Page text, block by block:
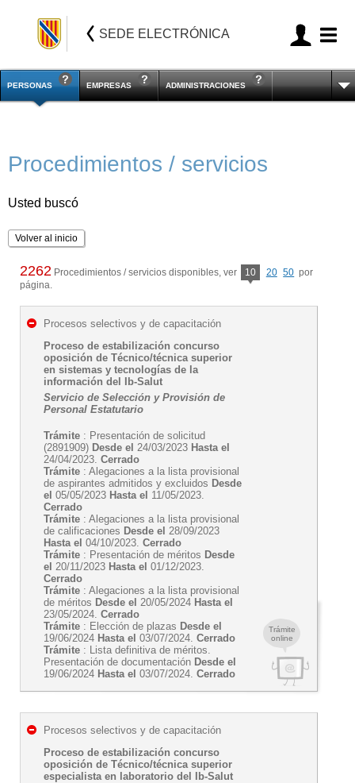
SEDE ELECTRÓNICA
PERSONAS EMPRESAS ADMINISTRACIONES
Procedimientos / servicios
Usted buscó
Volver al inicio
2262 Procedimientos / servicios disponibles, ver 10 20 50 por
página.
Trámite
online
Procesos selectivos y de capacitación
Proceso de estabilización concurso
oposición de Técnico/técnica superior
en sistemas y tecnologías de la
información del Ib-Salut
Servicio de Selección y Provisión de
Personal Estatutario
Trámite : Presentación de solicitud
(2891909) Desde el 24/03/2023 Hasta el
24/04/2023. Cerrado
Trámite : Alegaciones a la lista provisional
de aspirantes admitidos y excluidos Desde
el 05/05/2023 Hasta el 11/05/2023.
Cerrado
Trámite : Alegaciones a la lista provisional
de calificaciones Desde el 28/09/2023
Hasta el 04/10/2023. Cerrado
Trámite : Presentación de méritos Desde
el 20/11/2023 Hasta el 01/12/2023.
Cerrado
Trámite : Alegaciones a la lista provisional
de méritos Desde el 20/05/2024 Hasta el
23/05/2024. Cerrado
Trámite : Elección de plazas Desde el
19/06/2024 Hasta el 03/07/2024. Cerrado
Trámite : Lista definitiva de méritos.
Presentación de documentación Desde el
19/06/2024 Hasta el 03/07/2024. Cerrado
Procesos selectivos y de capacitación
Proceso de estabilización concurso
oposición de Técnico/técnica superior
especialista en laboratorio del Ib-Salut